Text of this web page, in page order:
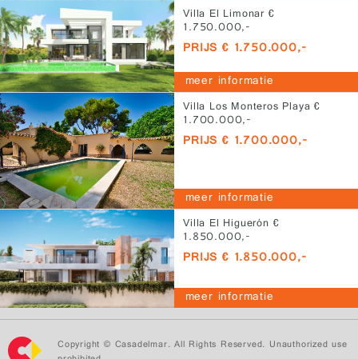
Villa El Limonar €
1.750.000,-
PRIJS € 1.750.000,-
meer informatie
Villa Los Monteros Playa €
1.700.000,-
PRIJS € 1.700.000,-
meer informatie
Villa El Higuerón €
1.850.000,-
PRIJS € 1.850.000,-
meer informatie
Copyright © Casadelmar. All Rights Reserved. Unauthorized use